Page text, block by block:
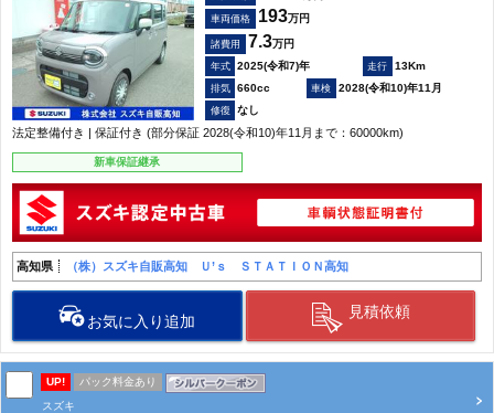
車両価格 193万円
諸費用 7.3万円
2025(令和7)年
13Km
660cc
2028(令和10)年11月
なし
法定整備付き | 保証付き (部分保証 2028(令和10)年11月まで：60000km)
新車保証継承
高知県 （株）スズキ自販高知 Ｕ’ｓ ＳＴＡＴＩＯＮ高知
お気に入り追加
見積依頼
UP!
パック料金あり
スズキ